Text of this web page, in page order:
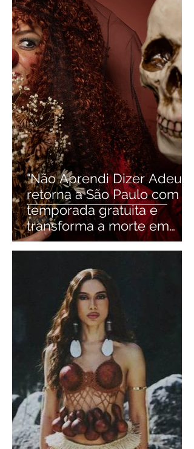
"Não Aprendi Dizer Adeus"
retorna a São Paulo com
temporada gratuita e
transforma a morte em
motivo para rir e refletir